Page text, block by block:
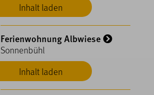
Inhalt laden
Inhalt laden
Ferienwohnung Albwiese
Sonnenbühl